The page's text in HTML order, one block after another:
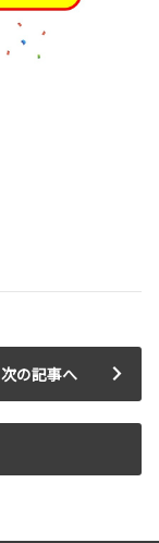
次の記事へ